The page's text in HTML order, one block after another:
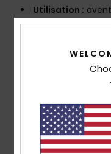
Utilisation :
AVANTAGES
Technologie
Indice
Poids du
80 % nylon
recyclé
Traitement
Matière :nylon